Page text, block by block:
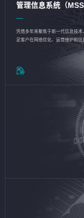
管理信息系统（MSS
凭借多年来聚焦于新一代信息技
足客户在网络优化、运营维护和